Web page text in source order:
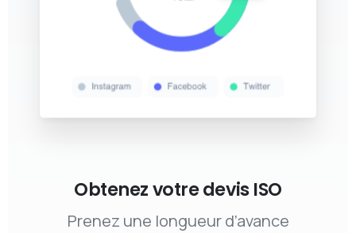
Obtenez votre devis ISO
Prenez une longueur d’avance